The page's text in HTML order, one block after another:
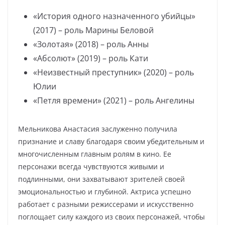
«История одного назначенного убийцы»
(2017) – роль Марины Беловой
«Золотая» (2018) – роль Анны
«Абсолют» (2019) – роль Кати
«Неизвестный преступник» (2020) – роль
Юлии
«Петля времени» (2021) – роль Ангелины
Мельникова Анастасия заслуженно получила
признание и славу благодаря своим убедительным и
многочисленным главным ролям в кино. Ее
персонажи всегда чувствуются живыми и
подлинными, они захватывают зрителей своей
эмоциональностью и глубиной. Актриса успешно
работает с разными режиссерами и искусственно
поглощает силу каждого из своих персонажей, чтобы